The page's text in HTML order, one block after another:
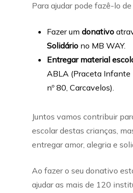
Para ajudar pode fazê-lo
Fazer um donativo
Solidário no MB WAY.
Entregar material
ABLA (Praceta Infante
nº 80, Carcavelos).
Juntos vamos contribuir
escolar destas crianças,
entregar amor, alegria e
Ao fazer o seu donativo
ajudar as mais de 120